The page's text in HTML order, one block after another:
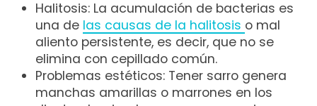
Halitosis: La acumulación de bacterias es
una de las causas de la halitosis o mal
aliento persistente, es decir, que no se
elimina con cepillado común.
Problemas estéticos: Tener sarro genera
manchas amarillas o marrones en los